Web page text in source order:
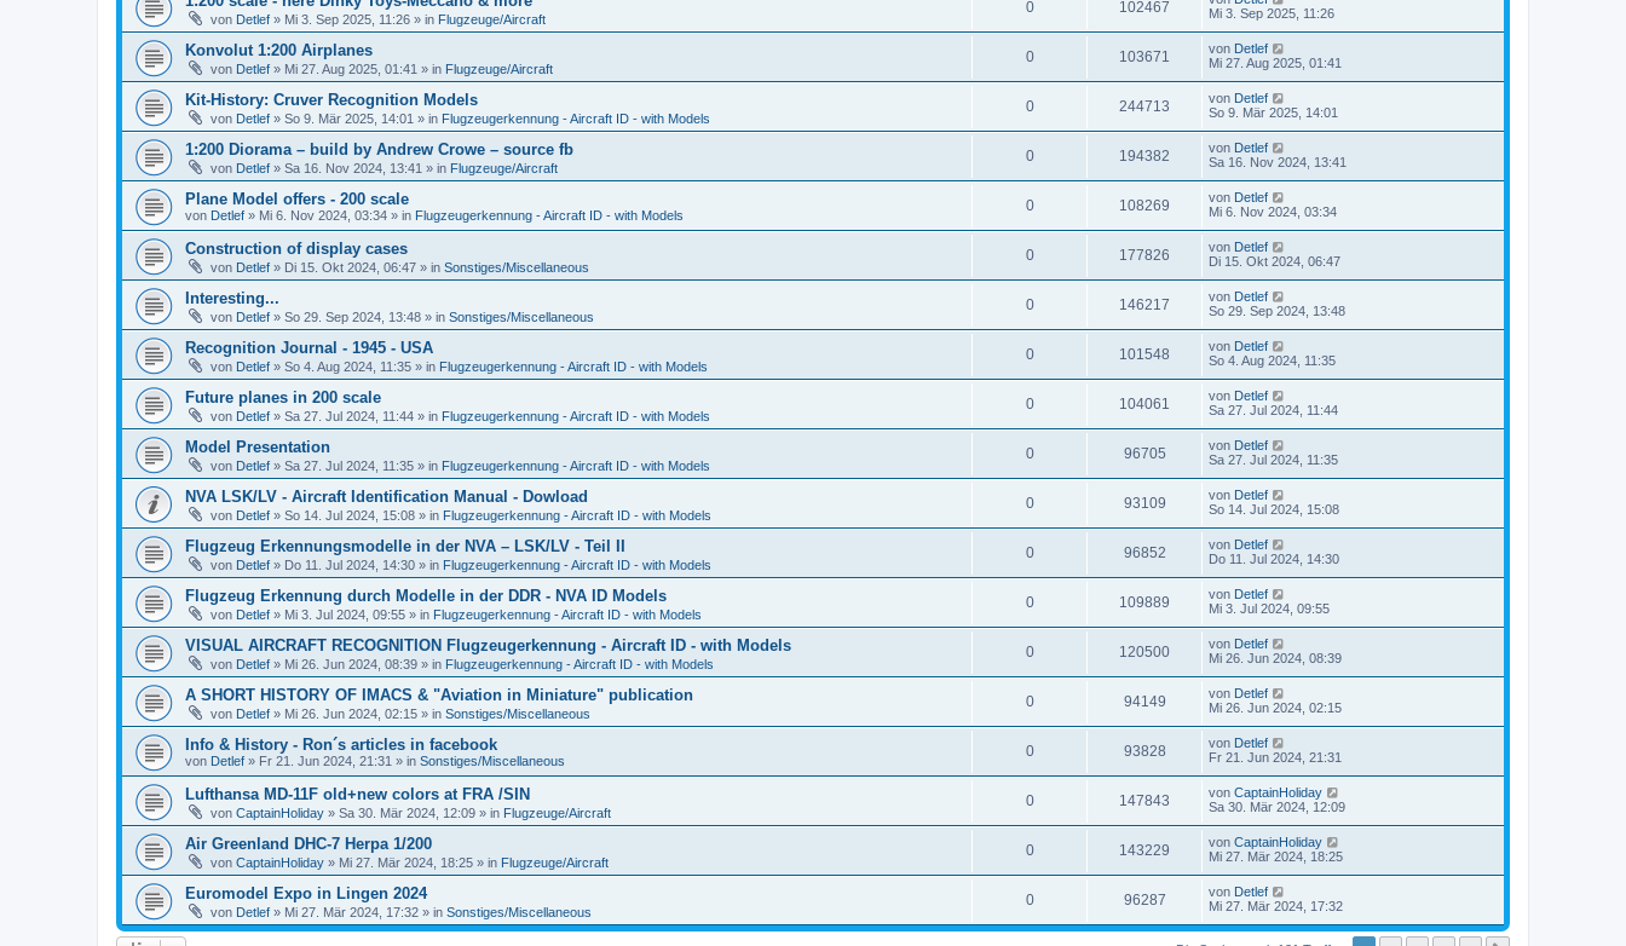
von Detlef » Mi 3. Sep 2025, 11:26 » in Flugzeuge/Aircraft
0 102467
Mi 3. Sep 2025, 11:26
Konvolut 1:200 Airplanes
von Detlef » Mi 27. Aug 2025, 01:41 » in Flugzeuge/Aircraft
0 103671 von Detlef
Mi 27. Aug 2025, 01:41
Kit-History: Cruver Recognition Models
von Detlef » So 9. Mär 2025, 14:01 » in Flugzeugerkennung - Aircraft ID - with Models
0 244713 von Detlef
So 9. Mär 2025, 14:01
1:200 Diorama – build by Andrew Crowe – source fb
von Detlef » Sa 16. Nov 2024, 13:41 » in Flugzeuge/Aircraft
0 194382 von Detlef
Sa 16. Nov 2024, 13:41
Plane Model offers - 200 scale
von Detlef » Mi 6. Nov 2024, 03:34 » in Flugzeugerkennung - Aircraft ID - with Models
0 108269 von Detlef
Mi 6. Nov 2024, 03:34
Construction of display cases
von Detlef » Di 15. Okt 2024, 06:47 » in Sonstiges/Miscellaneous
0 177826 von Detlef
Di 15. Okt 2024, 06:47
Interesting...
von Detlef » So 29. Sep 2024, 13:48 » in Sonstiges/Miscellaneous
0 146217 von Detlef
So 29. Sep 2024, 13:48
Recognition Journal - 1945 - USA
von Detlef » So 4. Aug 2024, 11:35 » in Flugzeugerkennung - Aircraft ID - with Models
0 101548 von Detlef
So 4. Aug 2024, 11:35
Future planes in 200 scale
von Detlef » Sa 27. Jul 2024, 11:44 » in Flugzeugerkennung - Aircraft ID - with Models
0 104061 von Detlef
Sa 27. Jul 2024, 11:44
Model Presentation
von Detlef » Sa 27. Jul 2024, 11:35 » in Flugzeugerkennung - Aircraft ID - with Models
0 96705 von Detlef
Sa 27. Jul 2024, 11:35
NVA LSK/LV - Aircraft Identification Manual - Dowload
von Detlef » So 14. Jul 2024, 15:08 » in Flugzeugerkennung - Aircraft ID - with Models
0 93109 von Detlef
So 14. Jul 2024, 15:08
Flugzeug Erkennungsmodelle in der NVA – LSK/LV - Teil II
von Detlef » Do 11. Jul 2024, 14:30 » in Flugzeugerkennung - Aircraft ID - with Models
0 96852 von Detlef
Do 11. Jul 2024, 14:30
Flugzeug Erkennung durch Modelle in der DDR - NVA ID Models
von Detlef » Mi 3. Jul 2024, 09:55 » in Flugzeugerkennung - Aircraft ID - with Models
0 109889 von Detlef
Mi 3. Jul 2024, 09:55
VISUAL AIRCRAFT RECOGNITION Flugzeugerkennung - Aircraft ID - with Models
von Detlef » Mi 26. Jun 2024, 08:39 » in Flugzeugerkennung - Aircraft ID - with Models
0 120500 von Detlef
Mi 26. Jun 2024, 08:39
A SHORT HISTORY OF IMACS & "Aviation in Miniature" publication
von Detlef » Mi 26. Jun 2024, 02:15 » in Sonstiges/Miscellaneous
0 94149 von Detlef
Mi 26. Jun 2024, 02:15
Info & History - Ron´s articles in facebook
von Detlef » Fr 21. Jun 2024, 21:31 » in Sonstiges/Miscellaneous
0 93828 von Detlef
Fr 21. Jun 2024, 21:31
Lufthansa MD-11F old+new colors at FRA /SIN
von CaptainHoliday » Sa 30. Mär 2024, 12:09 » in Flugzeuge/Aircraft
0 147843 von CaptainHoliday
Sa 30. Mär 2024, 12:09
Air Greenland DHC-7 Herpa 1/200
von CaptainHoliday » Mi 27. Mär 2024, 18:25 » in Flugzeuge/Aircraft
0 143229 von CaptainHoliday
Mi 27. Mär 2024, 18:25
Euromodel Expo in Lingen 2024
von Detlef » Mi 27. Mär 2024, 17:32 » in Sonstiges/Miscellaneous
0 96287 von Detlef
Mi 27. Mär 2024, 17:32